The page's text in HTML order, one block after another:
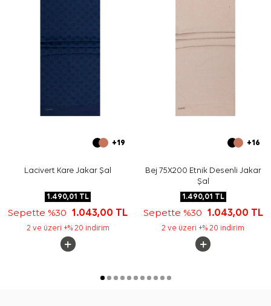
Aker İpek Eşarp Şampuanı
tercih edebilirsiniz.
Şalın görselinde hangi renkler öne çıkar?
+19
Lacivert Kare Jakar Şal
1.490,01 TL
Sepette %30 1.043,00 TL
2 ve üzeri +% 20 indirim
+16
Bej 75X200 Etnik Desenli Jakar
Şal
1.490,01 TL
Sepette %30 1.043,00 TL
2 ve üzeri +% 20 indirim